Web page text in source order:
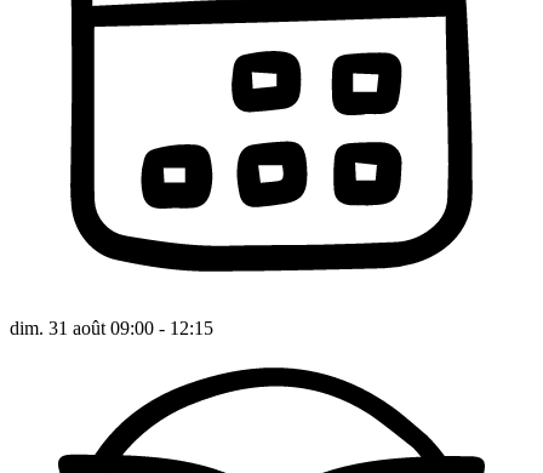
dim. 31 août 09:00 - 12:15